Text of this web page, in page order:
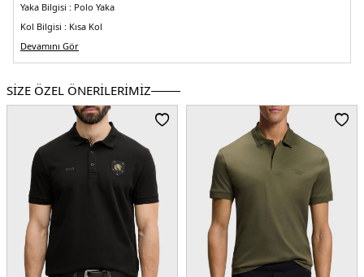
Yaka Bilgisi : Polo Yaka
Kol Bilgisi : Kısa Kol
Kalıp Bilgisi :Regular Fit
Manken Ölçüsü :Boy : 1.88 cm / Beden : M
5DE150469055402.12
Devamını Gör
SİZE ÖZEL ÖNERİLERİMİZ